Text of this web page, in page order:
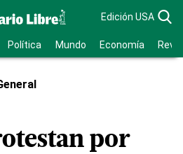
Edición USA
Política Mundo Economía
por